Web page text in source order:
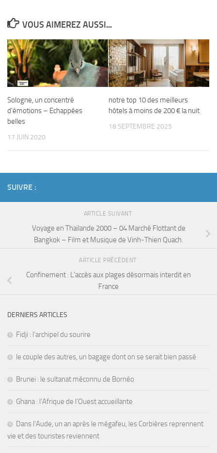
VOUS AIMEREZ AUSSI...
Sologne, un concentré
d'émotions – Echappées
belles
17 JUIN 2020
notre top 10 des meilleurs
hôtels à moins de 200 € la nuit
18 SEPTEMBRE 2025
SUIVRE :
ARTICLE SUIVANT
Voyage en Thailande 2000 – 04 Marché Flottant de
Bangkok – Film et Musique de Vinh-Thien Quach.
ARTICLE PRÉCÉDENT
Confinement : L’accès aux plages désormais interdit en
France
DERNIERS ARTICLES
Fidji : l’archipel du sourire
le couple des autres, un bagage dont on se serait bien passé
Brunei : le sultanat méconnu de Bornéo
Ghana : l’Afrique de l’Ouest accueillante
Dans l’Aude, un an après le mégafeu, les Corbières reprennent
vie et des touristes reviennent